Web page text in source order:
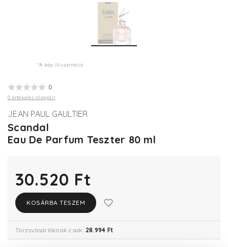
*A kép illusztráció
0
0 értékelés alapján
JEAN PAUL GAULTIER
Scandal
Eau De Parfum Teszter 80 ml
30.520 Ft
KOSÁRBA TESZEM
Törzsvásárlóknak csak: 28.994 Ft